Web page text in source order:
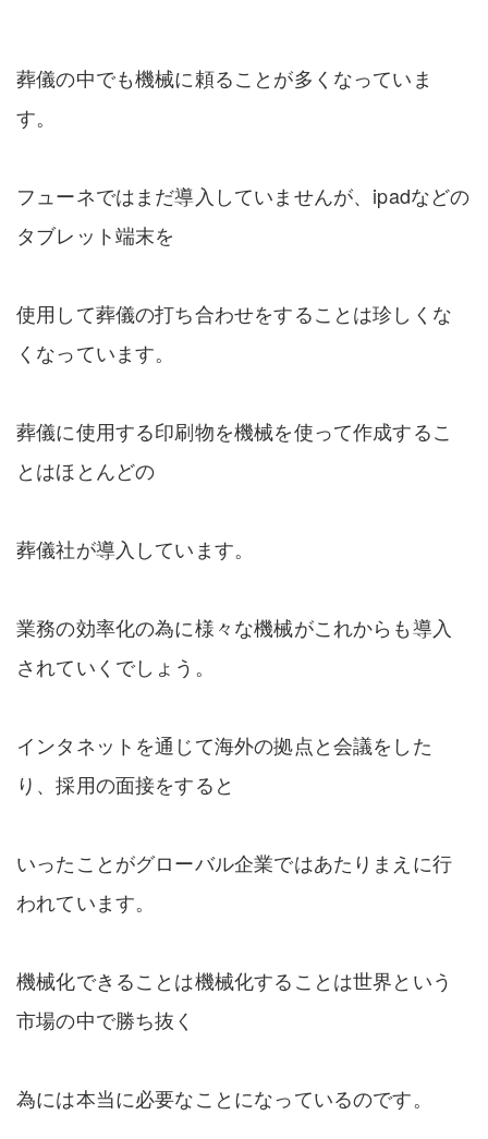
葬儀の中でも機械に頼ることが多くなっていま
す。
フューネではまだ導入していませんが、ipadなどの
タブレット端末を
使用して葬儀の打ち合わせをすることは珍しくな
くなっています。
葬儀に使用する印刷物を機械を使って作成するこ
とはほとんどの
葬儀社が導入しています。
業務の効率化の為に様々な機械がこれからも導入
されていくでしょう。
インタネットを通じて海外の拠点と会議をした
り、採用の面接をすると
いったことがグローバル企業ではあたりまえに行
われています。
機械化できることは機械化することは世界という
市場の中で勝ち抜く
為には本当に必要なことになっているのです。